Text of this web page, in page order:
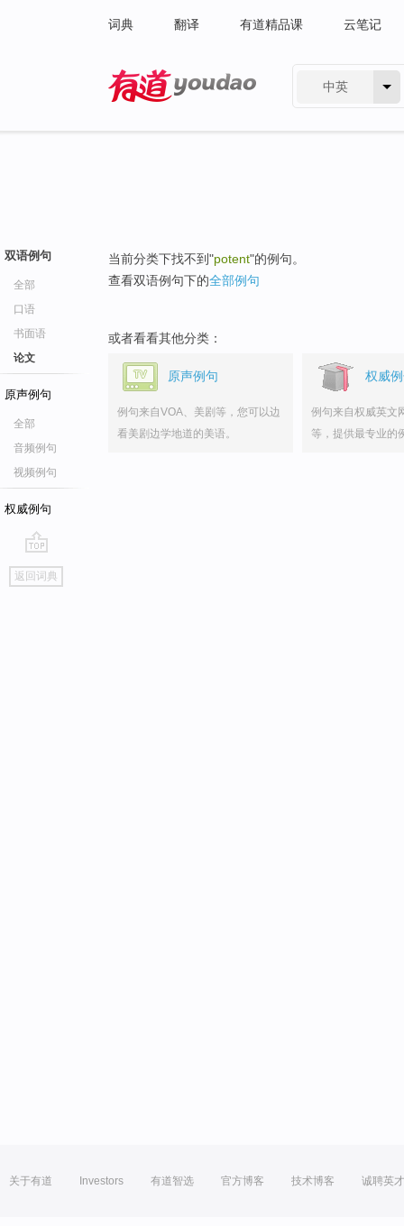
词典 翻译 有道精品课 云笔记
中英
双语例句
全部
口语
书面语
论文
原声例句
全部
音频例句
视频例句
权威例句
go
top
返回词典
当前分类下找不到"potent"的例句。
查看双语例句下的全部例句
或者看看其他分类：
原声例句
例句来自VOA、美剧等，您可以边
看美剧边学地道的美语。
权威
例句来自权威英文
等，提供最专业的
关于有道 Investors 有道智选 官方博客 技术博客 诚聘英才